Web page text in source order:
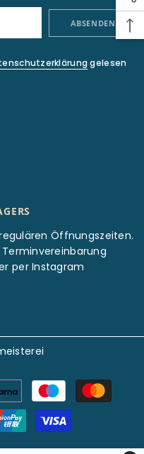
ABSENDEN
gelesen
Öffnungszeiten.
per Instagram